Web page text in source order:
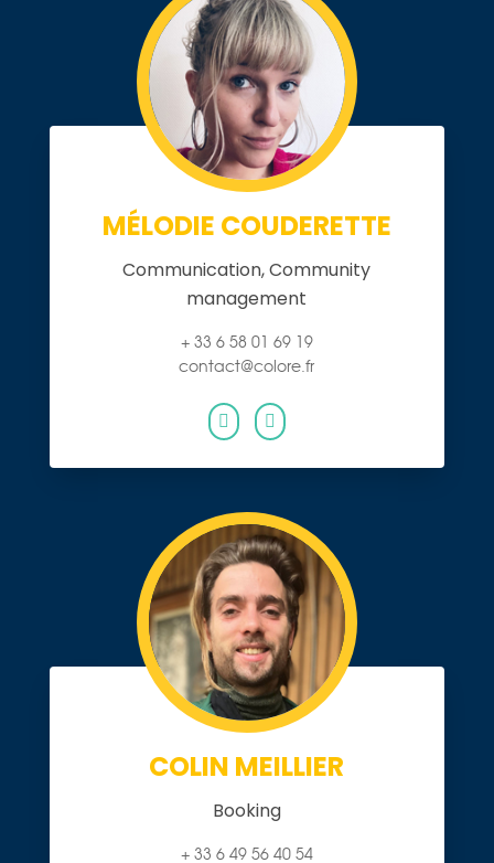
MÉLODIE COUDERETTE
Communication, Community
management
+ 33 6 58 01 69 19
contact@colore.fr
 
COLIN MEILLIER
Booking
+ 33 6 49 56 40 54